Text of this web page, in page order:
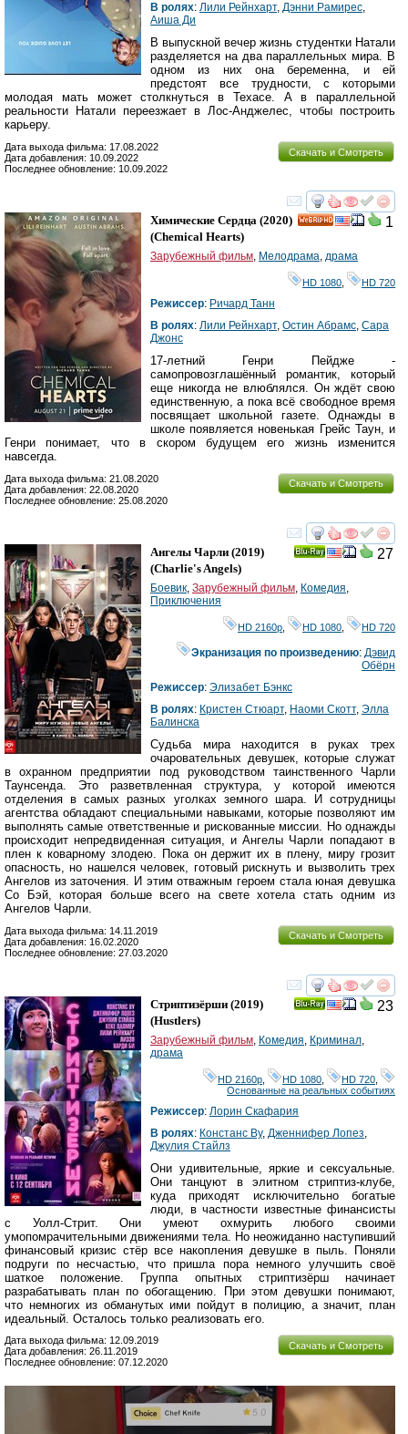
В ролях: Лили Рейнхарт, Дэнни Рамирес,
Аиша Ди
В выпускной вечер жизнь студентки Натали
разделяется на два параллельных мира. В
одном из них она беременна, и ей
предстоят все трудности, с которыми
молодая мать может столкнуться в Техасе. А в параллельной
реальности Натали переезжает в Лос-Анджелес, чтобы построить
карьеру.
Скачать и Смотреть
Дата выхода фильма: 17.08.2022
Дата добавления: 10.09.2022
Последнее обновление: 10.09.2022
смотреть
1
Химические Сердца (2020)
(Chemical Hearts)
Зарубежный фильм, Мелодрама, драма
HD 1080 HD 720
Режиссер: Ричард Танн
В ролях: Лили Рейнхарт, Остин Абрамс, Сара
Джонс
17-летний Генри Пейдже -
самопровозглашённый романтик, который
еще никогда не влюблялся. Он ждёт свою
единственную, а пока всё свободное время
посвящает школьной газете. Однажды в
школе появляется новенькая Грейс Таун, и
Генри понимает, что в скором будущем его жизнь изменится
навсегда.
Скачать и Смотреть
Дата выхода фильма: 21.08.2020
Дата добавления: 22.08.2020
Последнее обновление: 25.08.2020
смотреть
27
Ангелы Чарли (2019)
(Charlie's Angels)
Боевик, Зарубежный фильм, Комедия,
Приключения
HD 2160р HD 1080 HD 720
Экранизация по произведению:Дэвид
Обёрн
Режиссер: Элизабет Бэнкс
В ролях: Кристен Стюарт, Наоми Скотт, Элла
Балинска
Судьба мира находится в руках трех
очаровательных девушек, которые служат
в охранном предприятии под руководством таинственного Чарли
Таунсенда. Это разветвленная структура, у которой имеются
отделения в самых разных уголках земного шара. И сотрудницы
агентства обладают специальными навыками, которые позволяют им
выполнять самые ответственные и рискованные миссии. Но однажды
происходит непредвиденная ситуация, и Ангелы Чарли попадают в
плен к коварному злодею. Пока он держит их в плену, миру грозит
опасность, но нашелся человек, готовый рискнуть и вызволить трех
Ангелов из заточения. И этим отважным героем стала юная девушка
Со Бэй, которая больше всего на свете хотела стать одним из
Ангелов Чарли.
Скачать и Смотреть
Дата выхода фильма: 14.11.2019
Дата добавления: 16.02.2020
Последнее обновление: 27.03.2020
смотреть
23
Стриптизёрши (2019)
(Hustlers)
Зарубежный фильм Комедия Криминал
драма
HD 2160р HD 1080 HD 720
Основанные на реальных событиях
Режиссер: Лорин Скафария
В ролях: Констанс Ву, Дженнифер Лопез
Джулия Стайлз
Они удивительные, яркие и сексуальные.
Они танцуют в элитном стриптиз-клубе,
куда приходят исключительно богатые
люди, в частности известные финансисты
с Уолл-Стрит. Они умеют охмурить любого своими
умопомрачительными движениями тела. Но неожиданно наступивший
финансовый кризис стёр все накопления девушке в пыль. Поняли
подруги по несчастью, что пришла пора немного улучшить своё
шаткое положение. Группа опытных стриптизёрш начинает
разрабатывать план по обогащению. При этом девушки понимают,
что немногих из обманутых ими пойдут в полицию, а значит, план
идеальный. Осталось только реализовать его.
Скачать и Смотреть
Дата выхода фильма: 12.09.2019
Дата добавления: 26.11.2019
Последнее обновление: 07.12.2020